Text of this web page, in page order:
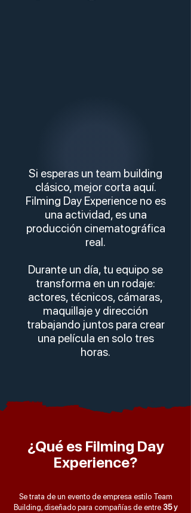
Si esperas un team building
clásico, mejor corta aquí.
Filming Day Experience no es
una actividad, es una
producción cinematográfica
real.
Durante un día, tu equipo se
transforma en un rodaje:
actores, técnicos, cámaras,
maquillaje y dirección
trabajando juntos para crear
una película en solo tres
horas.
¿Qué es Filming Day
Experience?
Se trata de un evento de empresa estilo Team
Building, diseñado para compañías de entre 35 y